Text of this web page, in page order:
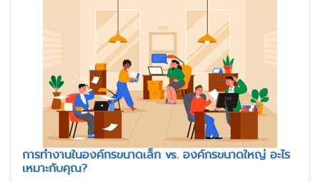
การทำงานในองค์กรขนาดเล็ก vs. องค์กรขนาดใหญ่ อะไร
เหมาะกับคุณ?